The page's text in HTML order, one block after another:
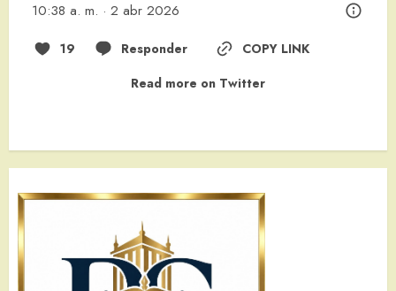
10:38 a. m. · 2 abr 2026
19 Responder
COPY LINK
Read more on Twitter